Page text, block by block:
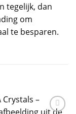
tegelijk, dan
om
te besparen.